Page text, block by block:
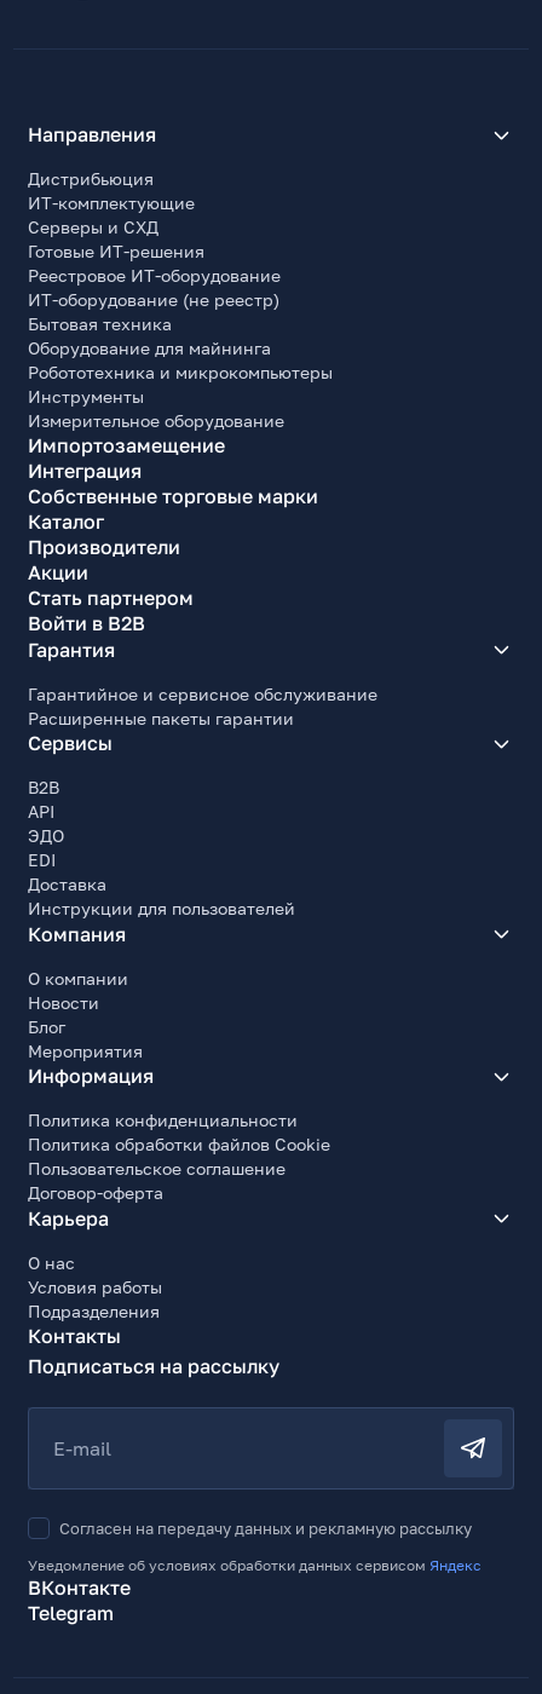
Направления
Дистрибьюция
ИТ-комплектующие
Серверы и СХД
Готовые ИТ-решения
Реестровое ИТ-оборудование
ИТ-оборудование (не реестр)
Бытовая техника
Оборудование для майнинга
Робототехника и микрокомпьютеры
Инструменты
Измерительное оборудование
Импортозамещение
Интеграция
Собственные торговые марки
Каталог
Производители
Акции
Стать партнером
Войти в B2B
Гарантия
Гарантийное и сервисное обслуживание
Расширенные пакеты гарантии
Сервисы
B2B
API
ЭДО
EDI
Доставка
Инструкции для пользователей
Компания
О компании
Новости
Блог
Мероприятия
Информация
Политика конфиденциальности
Политика обработки файлов Cookie
Пользовательское соглашение
Договор-оферта
Карьера
О нас
Условия работы
Подразделения
Контакты
Подписаться на рассылку
E-mail
Согласен на передачу данных и рекламную рассылку
Уведомление об условиях обработки данных сервисом Яндекс
ВКонтакте
Telegram